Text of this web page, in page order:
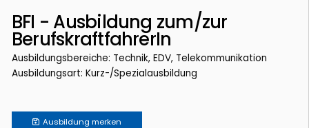
BFI - Ausbildung zum/zur
BerufskraftfahrerIn
Ausbildungsbereiche: Technik, EDV, Telekommunikation
Ausbildungsart: Kurz-/Spezialausbildung
Ausbildung merken